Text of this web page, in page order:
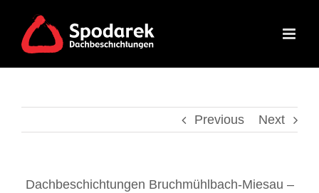
content
Previous Next
Dachbeschichtungen Bruchmühlbach-Miesau –